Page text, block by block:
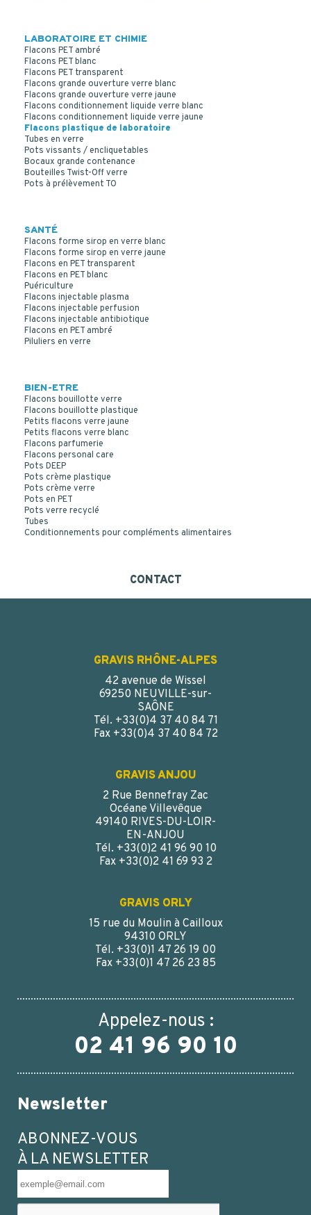
FLACON ROND 500 ML PE NATUREL OBTURATEUR
CAPSULE ROUGE
FLACON ROND 500 ML PE NATUREL OBTURATEUR
CAPSULE ROUGE JOINTEE
FLACON CARRE GRADUE 1000 ML PE NAT CAPSULE
ROUGE JOINT TS D. 58
FLACON ROND 1000 ML PE NATUREL OBTURATEUR
CAPSULE ROUGE
LABORATOIRE ET CHIMIE
Flacons PET ambré
Flacons PET blanc
Flacons PET transparent
Flacons grande ouverture verre blanc
Flacons grande ouverture verre jaune
Flacons conditionnement liquide verre blanc
Flacons conditionnement liquide verre jaune
Flacons plastique de laboratoire
Tubes en verre
Pots vissants / encliquetables
Bocaux grande contenance
Bouteilles Twist-Off verre
Pots à prélèvement TO
SANTÉ
Flacons forme sirop en verre blanc
Flacons forme sirop en verre jaune
Flacons en PET transparent
Flacons en PET blanc
Puériculture
Flacons injectable plasma
Flacons injectable perfusion
Flacons injectable antibiotique
Flacons en PET ambré
Piluliers en verre
BIEN-ETRE
Flacons bouillotte verre
Flacons bouillotte plastique
Petits flacons verre jaune
Petits flacons verre blanc
Flacons parfumerie
Flacons personal care
Pots DEEP
Pots crème plastique
Pots crème verre
Pots en PET
Pots verre recyclé
Tubes
Conditionnements pour compléments alimentaires
CONTACT
GRAVIS RHÔNE-ALPES
42 avenue de Wissel
69250 NEUVILLE-sur-
SAÔNE
Tél. +33(0)4 37 40 84 71
Fax +33(0)4 37 40 84 72
GRAVIS ANJOU
2 Rue Bennefray Zac
Océane Villevêque
49140 RIVES-DU-LOIR-
EN-ANJOU
Tél. +33(0)2 41 96 90 10
Fax +33(0)2 41 69 93 2
GRAVIS ORLY
15 rue du Moulin à Cailloux
94310 ORLY
Tél. +33(0)1 47 26 19 00
Fax +33(0)1 47 26 23 85
Appelez-nous :
02 41 96 90 10
Newsletter
ABONNEZ-VOUS
À LA NEWSLETTER